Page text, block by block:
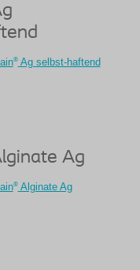
®Ag selbst-haftend
Ag
®Alginate Ag